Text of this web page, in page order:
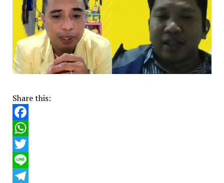
Share this:
Facebook
WhatsApp
Twitter
Line